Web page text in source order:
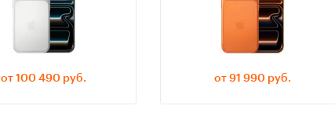
от 100 490 руб. от 91 990 руб.